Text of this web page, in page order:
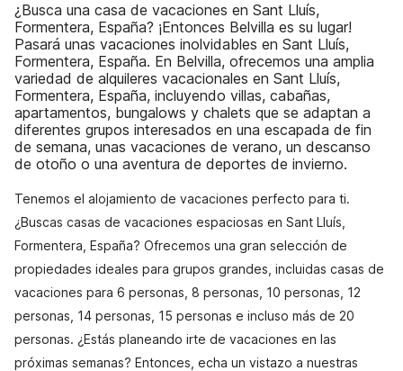
¿Busca una casa de vacaciones en Sant Lluís,
Formentera, España? ¡Entonces Belvilla es su lugar!
Pasará unas vacaciones inolvidables en Sant Lluís,
Formentera, España. En Belvilla, ofrecemos una amplia
variedad de alquileres vacacionales en Sant Lluís,
Formentera, España, incluyendo villas, cabañas,
apartamentos, bungalows y chalets que se adaptan a
diferentes grupos interesados en una escapada de fin
de semana, unas vacaciones de verano, un descanso
de otoño o una aventura de deportes de invierno.
Tenemos el alojamiento de vacaciones perfecto para ti.
¿Buscas casas de vacaciones espaciosas en Sant Lluís,
Formentera, España? Ofrecemos una gran selección de
propiedades ideales para grupos grandes, incluidas casas de
vacaciones para 6 personas, 8 personas, 10 personas, 12
personas, 14 personas, 15 personas e incluso más de 20
personas. ¿Estás planeando irte de vacaciones en las
próximas semanas? Entonces, echa un vistazo a nuestras